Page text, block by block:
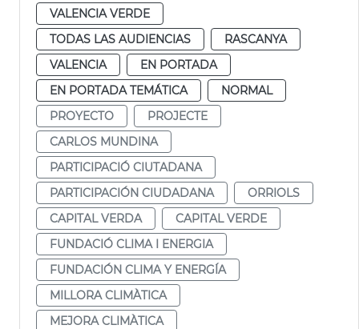
VALENCIA VERDE
TODAS LAS AUDIENCIAS
RASCANYA
VALENCIA
EN PORTADA
EN PORTADA TEMÁTICA
NORMAL
PROYECTO
PROJECTE
CARLOS MUNDINA
PARTICIPACIÓ CIUTADANA
PARTICIPACIÓN CIUDADANA
ORRIOLS
CAPITAL VERDA
CAPITAL VERDE
FUNDACIÓ CLIMA I ENERGIA
FUNDACIÓN CLIMA Y ENERGÍA
MILLORA CLIMÀTICA
MEJORA CLIMÀTICA